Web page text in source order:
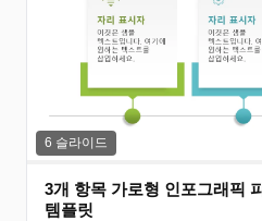
6 슬라이드
3개 항목 가로형 인포그래픽
템플릿